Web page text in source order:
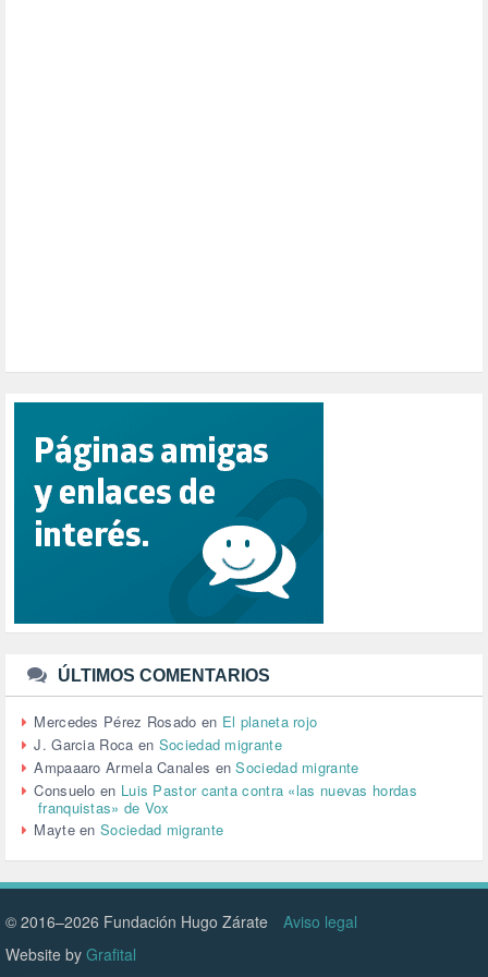
PUERTO DE VALENCIA (1)
RACISMO (1)
RELIGIÓN (114)
REPUBLICA (1)
SALUD (108)
SENSIBILIZACIÓN (576)
SINDICATOS (12)
TTIP (6)
URBANISMO (1)
URBANIZACIÓN (1)
VEJEZ (1)
VENEZUELA (3)
VENEZULA (1)
VIAJES (1)
VIOLENCIA (2)
VIOLENCIA DE GÉNERO (223)
VIVIENDA (9)
VOLODIMIR ZELENSKY (1)
ÚLTIMOS COMENTARIOS
Mercedes Pérez Rosado en El planeta rojo
J. Garcia Roca en Sociedad migrante
Ampaaaro Armela Canales enSociedad migrante
Consuelo en Luis Pastor canta contra «las nuevas hordas
franquistas» de Vox
MayteenSociedad migrante
© 2016–2026 Fundación Hugo Zárate
Aviso legal
Website by Grafital